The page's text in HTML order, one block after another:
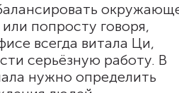
попросту говоря,
всегда витала Ци,
серьёзную работу. В
нужно определить